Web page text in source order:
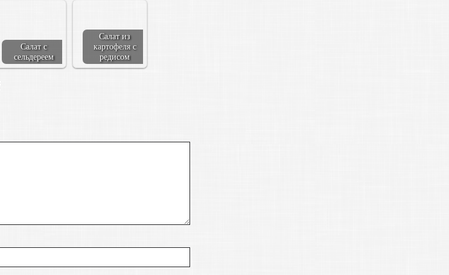
Салат с
сельдереем
Салат из
картофеля с
редисом